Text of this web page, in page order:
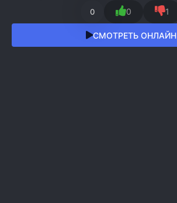
0 0 1
СМОТРЕТЬ ОНЛАЙН